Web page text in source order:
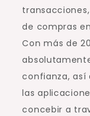
de compras
Con más de
confianza, así
las
concebir a